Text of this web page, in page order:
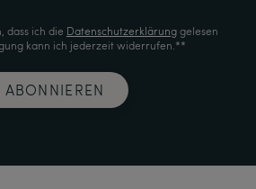
dass ich die Daten­schutz­erklärunggelesen
kann ich jederzeit widerrufen.**
ABONNIEREN